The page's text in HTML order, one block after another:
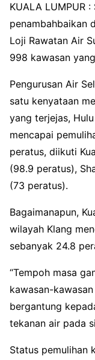
KUALA LUMPUR
penambahbaikan
Loji Rawatan Air
998 kawasan
Pengurusan Air
satu kenyataan
yang terjejas,
mencapai
peratus, diikuti
(98.9 peratus),
(73 peratus).
Bagaimanapun,
wilayah Klang
sebanyak 24.8
“Tempoh masa
kawasan-
bergantung
tekanan air pada
Status pemulihan